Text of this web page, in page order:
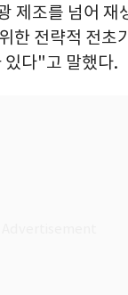
제조를 넘어 재
한 전략적 전초
있다"고 말했다.